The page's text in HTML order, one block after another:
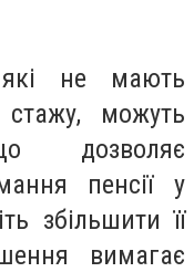
які не мають
стажу, можуть
дозволяє
пенсії у
збільшити її
вимагає